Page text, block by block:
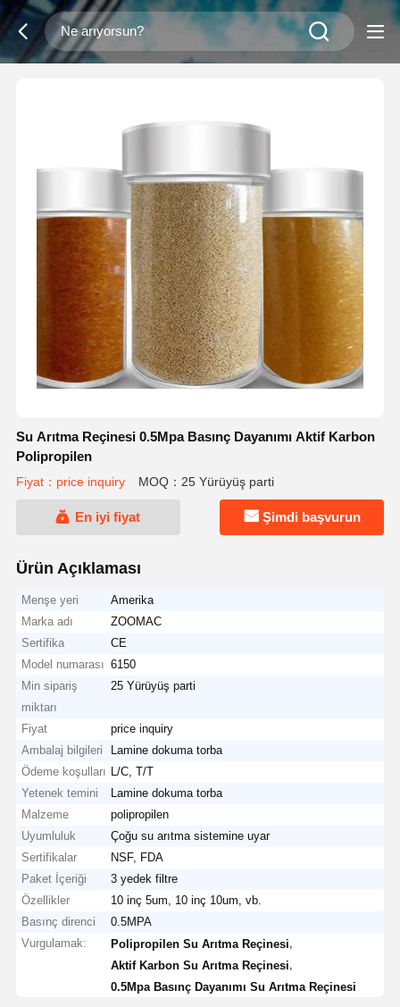
Su Arıtma Reçinesi 0.5Mpa Basınç Dayanımı Aktif Karbon
Polipropilen
Fiyat：price inquiry MOQ：25 Yürüyüş parti
En iyi fiyat Şimdi başvurun
Ürün Açıklaması
Menşe yeri
Amerika
Marka adı
ZOOMAC
Sertifika
CE
Model numarası 6150
Min sipariş
miktarı
25 Yürüyüş parti
Fiyat
price inquiry
Ambalaj bilgileri
Lamine dokuma torba
Ödeme koşulları
L/C, T/T
Yetenek temini
Lamine dokuma torba
Malzeme
polipropilen
Uyumluluk
Çoğu su arıtma sistemine uyar
Sertifikalar
NSF, FDA
Paket İçeriği
3 yedek filtre
Özellikler
10 inç 5um, 10 inç 10um, vb.
Basınç direnci
0.5MPA
Vurgulamak:
Polipropilen Su Arıtma Reçinesi
Aktif Karbon Su Arıtma Reçinesi
0.5Mpa Basınç Dayanımı Su Arıtma Reçinesi